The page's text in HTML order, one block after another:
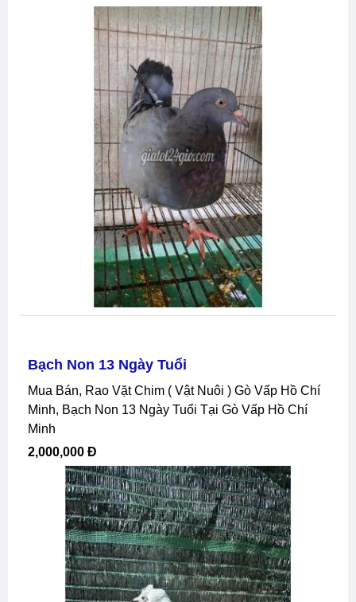
Bạch Non 13 Ngày Tuổi
Mua Bán, Rao Vặt Chim ( Vật Nuôi ) Gò Vấp Hồ Chí
Minh, Bạch Non 13 Ngày Tuổi Tại Gò Vấp Hồ Chí
Minh
2,000,000 Đ